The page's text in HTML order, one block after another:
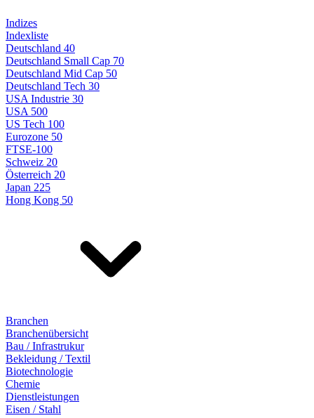
Indizes
Indexliste
Deutschland 40
Deutschland Small Cap 70
Deutschland Mid Cap 50
Deutschland Tech 30
USA Industrie 30
USA 500
US Tech 100
Eurozone 50
FTSE-100
Schweiz 20
Österreich 20
Japan 225
Hong Kong 50
Branchen
Branchenübersicht
Bau / Infrastrukur
Bekleidung / Textil
Biotechnologie
Chemie
Dienstleistungen
Eisen / Stahl